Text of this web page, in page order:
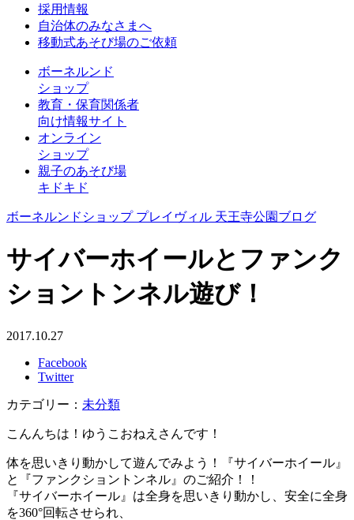
採用情報
自治体のみなさまへ
移動式あそび場のご依頼
ボーネルンド
ショップ
教育・保育関係者
向け情報サイト
オンライン
ショップ
親子のあそび場
キドキド
ボーネルンドショップ プレイヴィル 天王寺公園ブログ
サイバーホイールとファンク
ショントンネル遊び！
2017.10.27
Facebook
Twitter
カテゴリー： 未分類
こんんちは！ゆうこおねえさんです！
体を思いきり動かして遊んでみよう！『サイバーホイール』
と『ファンクショントンネル』のご紹介！！
『サイバーホイール』は全身を思いきり動かし、安全に全身
を360°回転させられ、